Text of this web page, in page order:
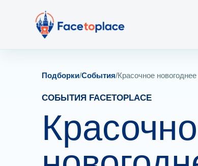
Подборки/События/Красочное
СОБЫТИЯ FACETOPLACE